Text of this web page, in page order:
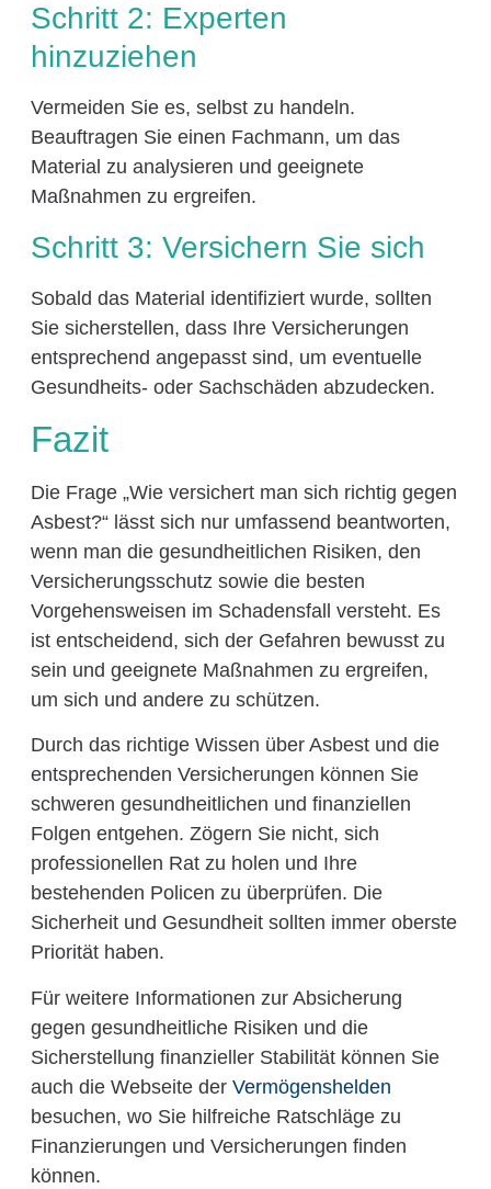
Schritt 2: Experten
hinzuziehen
Vermeiden Sie es, selbst zu handeln.
Beauftragen Sie einen Fachmann, um das
Material zu analysieren und geeignete
Maßnahmen zu ergreifen.
Schritt 3: Versichern Sie sich
Sobald das Material identifiziert wurde, sollten
Sie sicherstellen, dass Ihre Versicherungen
entsprechend angepasst sind, um eventuelle
Gesundheits- oder Sachschäden abzudecken.
Fazit
Die Frage „Wie versichert man sich richtig gegen
Asbest?“ lässt sich nur umfassend beantworten,
wenn man die gesundheitlichen Risiken, den
Versicherungsschutz sowie die besten
Vorgehensweisen im Schadensfall versteht. Es
ist entscheidend, sich der Gefahren bewusst zu
sein und geeignete Maßnahmen zu ergreifen,
um sich und andere zu schützen.
Durch das richtige Wissen über Asbest und die
entsprechenden Versicherungen können Sie
schweren gesundheitlichen und finanziellen
Folgen entgehen. Zögern Sie nicht, sich
professionellen Rat zu holen und Ihre
bestehenden Policen zu überprüfen. Die
Sicherheit und Gesundheit sollten immer oberste
Priorität haben.
Für weitere Informationen zur Absicherung
gegen gesundheitliche Risiken und die
Sicherstellung finanzieller Stabilität können Sie
auch die Webseite der Vermögenshelden
besuchen, wo Sie hilfreiche Ratschläge zu
Finanzierungen und Versicherungen finden
können.